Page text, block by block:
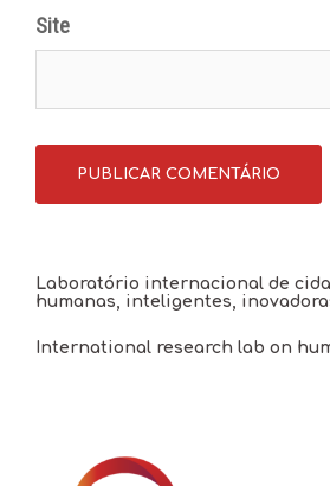
Site
Laboratório internacional de
humanas, inteligentes,
International research lab on